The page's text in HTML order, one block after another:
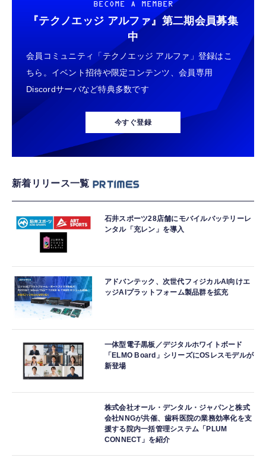
BECOME A MEMBER
『テクノエッジ アルファ』 第二期会員募集
中
会員コミュニティ「テクノエッジ アルファ」登録はこ
ちら。イベント招待や限定コンテンツ、会員専用
Discordサーバなど特典多数です
今すぐ登録
新着リリース一覧
石井スポーツ28店舗にモバイルバッテリーレ
ンタル「充レン」を導入
アドバンテック、次世代フィジカルAI向けエ
ッジAIプラットフォーム製品群を拡充
一体型電子黒板／デジタルホワイトボード
「ELMO Board」シリーズにOSレスモデルが
新登場
株式会社オール・デンタル・ジャパンと株式
会社NNGが共催、歯科医院の業務効率化を支
援する院内一括管理システム「PLUM
CONNECT」を紹介